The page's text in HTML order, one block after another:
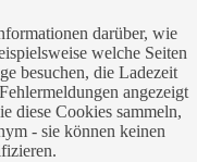
darüber, wie
welche Seiten
besuchen, die Ladezeit
angezeigt
diese Cookies sammeln,
- sie können keinen